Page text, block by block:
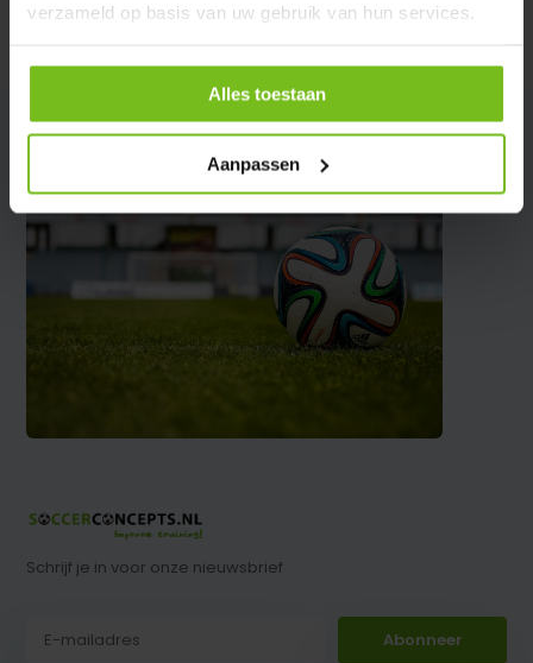
verzameld op basis van uw gebruik van hun services.
Alles toestaan
Aanpassen
Schrijf je in voor onze nieuwsbrief
Abonneer